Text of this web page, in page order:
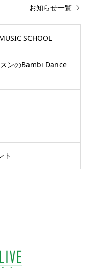
お知らせ一覧
SCHOOL
ンのBambi Dance
ト